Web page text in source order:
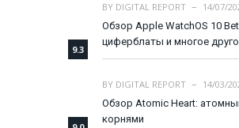
9.3
BY DIGITAL REPORT
14/07/
Обзор Apple WatchOS 10
циферблаты и многое
BY DIGITAL REPORT
14/03/
Обзор Atomic Heart:
корнями